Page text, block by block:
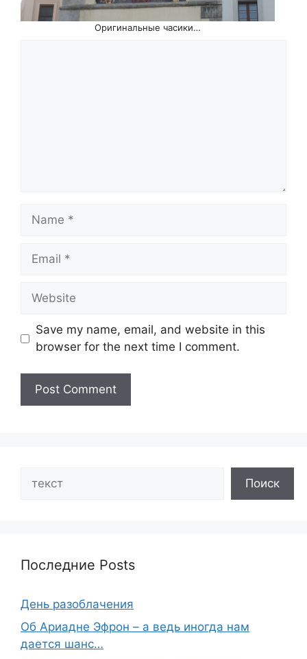
Оригинальные часики…
Name
Email
Website
Save my name, email, and website in this
browser for the next time I comment.
Поиск
Последние Posts
День разоблачения
Об Ариадне Эфрон – а ведь иногда нам
дается шанс…